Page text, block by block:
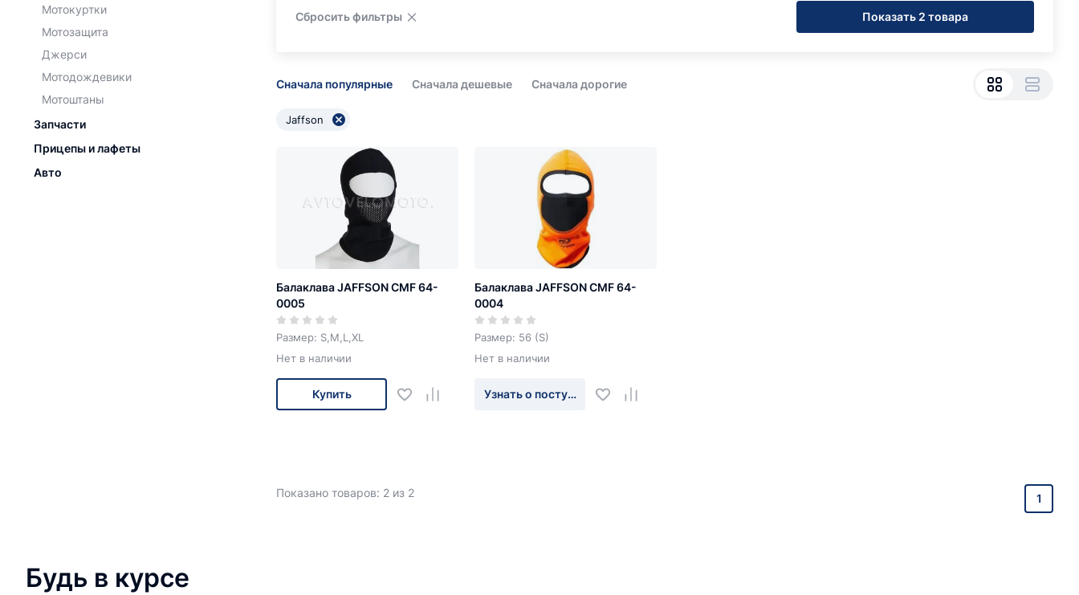
Мотокуртки
Мотозащита
Джерси
Мотодождевики
Мотоштаны
Запчасти
Прицепы и лафеты
Авто
Сбросить фильтры Показать 2 товара
Сначала популярные Сначала дешевые Сначала дорогие
Jaffson
Балаклава JAFFSON CMF 64-
0005
Размер: S,M,L,XL
Нет в наличии
Купить
Балаклава JAFFSON CMF 64-
0004
Размер: 56 (S)
Нет в наличии
Узнать о поступлении
Показано товаров: 2 из 2 1
Будь в курсе